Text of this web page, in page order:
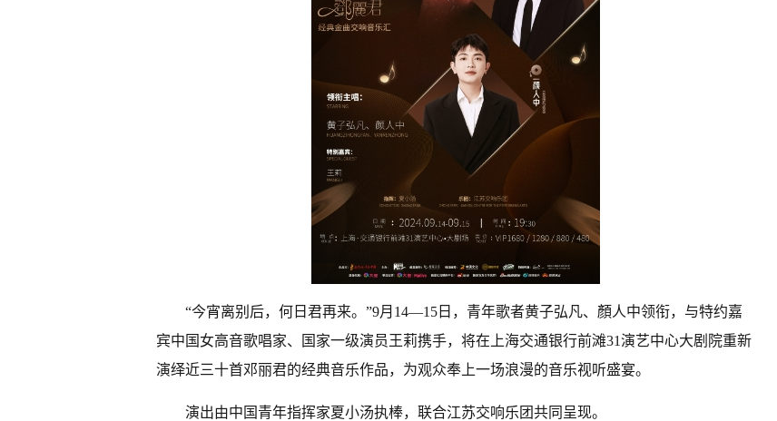
“今宵离别后，何日君再来。”9月14—15日，青年歌者黄子弘凡、顏人中领衔，与特约嘉
宾中国女高音歌唱家、国家一级演员王莉携手，将在上海交通银行前滩31演艺中心大剧院重新
演绎近三十首邓丽君的经典音乐作品，为观众奉上一场浪漫的音乐视听盛宴。
演出由中国青年指挥家夏小汤执棒，联合江苏交响乐团共同呈现。